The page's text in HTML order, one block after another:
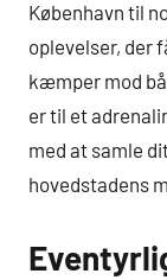
København til
oplevelser, der
kæmper mod
er til et
med at samle
hovedstadens